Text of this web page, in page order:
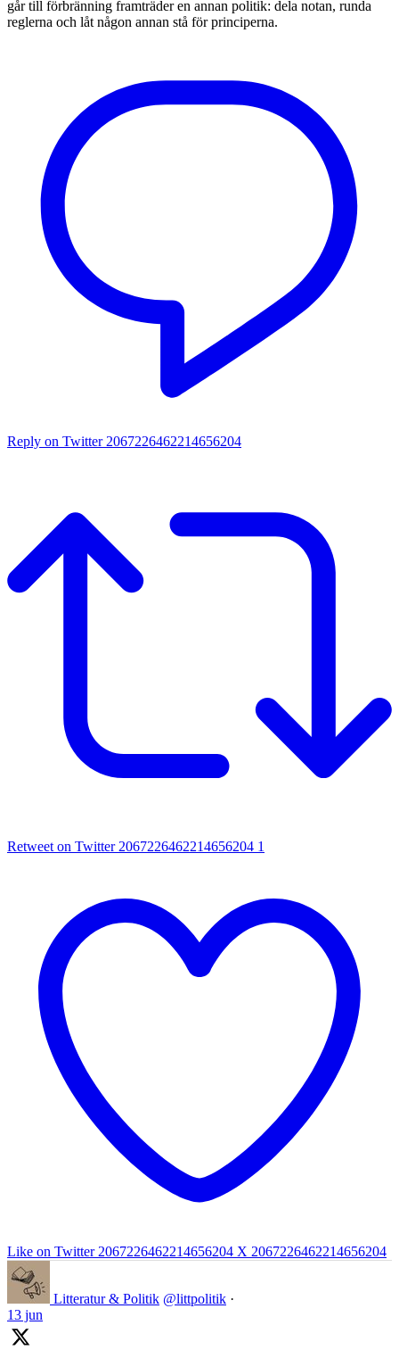
går till förbränning framträder en annan politik: dela notan, runda
reglerna och låt någon annan stå för principerna.
Reply on Twitter 2067226462214656204
Retweet on Twitter 2067226462214656204 1
Like on Twitter 2067226462214656204 X 2067226462214656204
Litteratur & Politik @littpolitik ·
13 jun